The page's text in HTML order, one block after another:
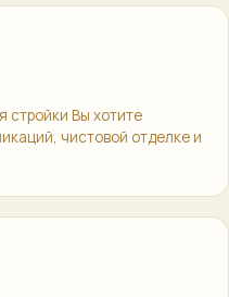
стройки Вы хотите
чистовой отделке и